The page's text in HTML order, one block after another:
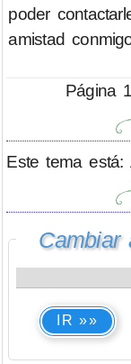
poder
amistad
Página
Este tema está:
Cambiar
IR »»